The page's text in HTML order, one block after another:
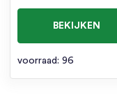
BEKIJKEN
voorraad: 96